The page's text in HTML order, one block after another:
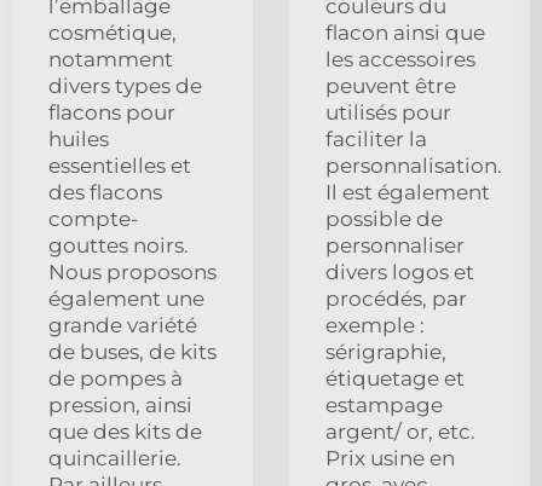
l’emballage
cosmétique,
notamment
divers types de
flacons pour
huiles
essentielles et
des flacons
compte-
gouttes noirs.
Nous proposons
également une
grande variété
de buses, de kits
de pompes à
pression, ainsi
que des kits de
quincaillerie.
couleurs du
flacon ainsi que
les accessoires
peuvent être
utilisés pour
faciliter la
personnalisation.
Il est également
possible de
personnaliser
divers logos et
procédés, par
exemple :
sérigraphie,
étiquetage et
estampage
argent/ or, etc.
Prix usine en